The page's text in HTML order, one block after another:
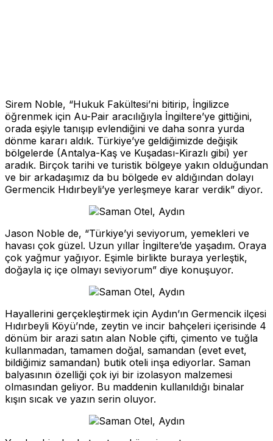
Sirem Noble, “Hukuk Fakültesi’ni bitirip, İngilizce
öğrenmek için Au-Pair aracılığıyla İngiltere’ye gittiğini,
orada eşiyle tanışıp evlendiğini ve daha sonra yurda
dönme kararı aldık. Türkiye’ye geldiğimizde değişik
bölgelerde (Antalya-Kaş ve Kuşadası-Kirazlı gibi) yer
aradık. Birçok tarihi ve turistik bölgeye yakın olduğundan
ve bir arkadaşımız da bu bölgede ev aldığından dolayı
Germencik Hıdırbeyli’ye yerleşmeye karar verdik” diyor.
Jason Noble de, “Türkiye’yi seviyorum, yemekleri ve
havası çok güzel. Uzun yıllar İngiltere’de yaşadım. Oraya
çok yağmur yağıyor. Eşimle birlikte buraya yerleştik,
doğayla iç içe olmayı seviyorum” diye konuşuyor.
Hayallerini gerçekleştirmek için Aydın’ın Germencik ilçesi
Hıdırbeyli Köyü’nde, zeytin ve incir bahçeleri içerisinde 4
dönüm bir arazi satın alan Noble çifti, çimento ve tuğla
kullanmadan, tamamen doğal, samandan (evet evet,
bildiğimiz samandan) butik oteli inşa ediyorlar. Saman
balyasının özelliği çok iyi bir izolasyon malzemesi
olmasından geliyor. Bu maddenin kullanıldığı binalar
kışın sıcak ve yazın serin oluyor.